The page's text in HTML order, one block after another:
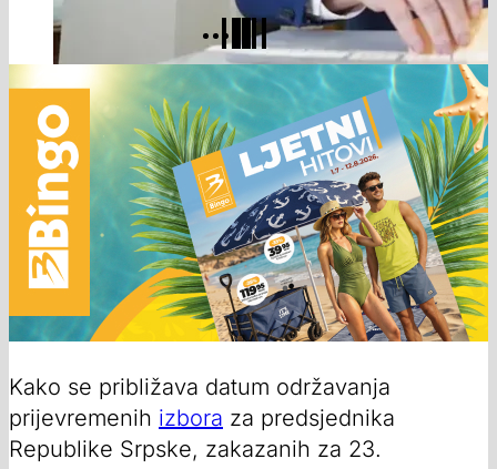
Kako se približava datum održavanja
prijevremenih izbora za predsjednika
Republike Srpske, zakazanih za 23.